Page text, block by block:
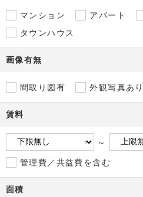
マンション アパート
タウンハウス
画像有無
間取り図有 外観写真あり
賃料
～
管理費／共益費を含む
面積